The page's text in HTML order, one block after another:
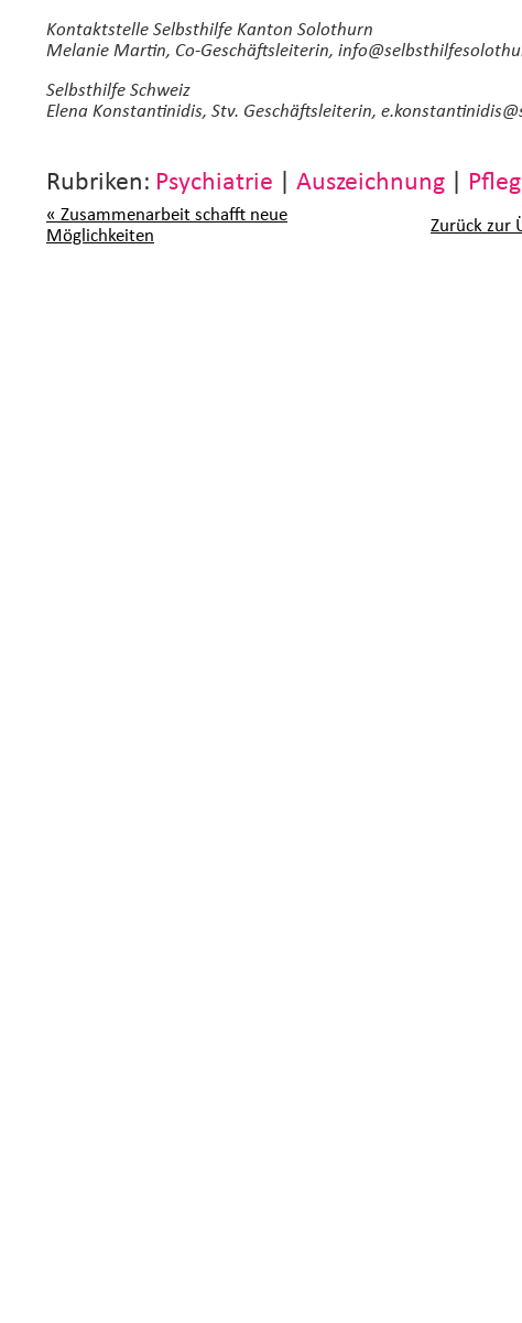
Kontaktstelle Selbsthilfe Kanton Solothurn
Melanie Martin, Co-Geschäftsleiterin,
Selbsthilfe Schweiz
Elena Konstantinidis, Stv. Geschäftsleiterin, e.
Rubriken: Psychiatrie | Auszeichnung |
« Zusammenarbeit schafft neue
Möglichkeiten
Zurück zur